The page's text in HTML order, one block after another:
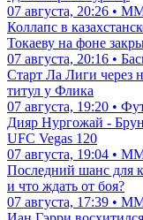
07 августа, 20:26 •
Коллапс в
Токаеву на фоне
07 августа, 20:16 •
Старт Ла Лиги через
титул у Флика
07 августа, 19:20 •
Дияр Нургожай -
UFC Vegas 120
07 августа, 19:04 •
Последний шанс для
и что ждать от боя?
07 августа, 17:39 •